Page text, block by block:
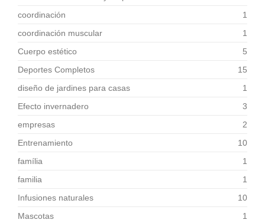
coordinación
1
coordinación muscular
1
Cuerpo estético
5
Deportes Completos
15
diseño de jardines para casas
1
Efecto invernadero
3
empresas
2
Entrenamiento
10
família
1
familia
1
Infusiones naturales
10
Mascotas
1